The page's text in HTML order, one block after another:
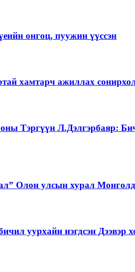
онгоц, пуужин үүссэн
хамтарч ажиллах
Тэргүүн Л.Дэлгэрбаяр:
Олон улсын хурал
уурхайн нэгдсэн Дээвэр